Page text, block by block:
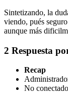
Sintetizando, la
viendo, pués
aunque más
2 Respuesta
Recap
No conectado